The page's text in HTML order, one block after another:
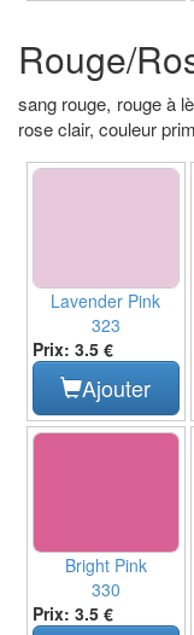
Rouge/
sang rouge, rouge à
rose clair, couleur
Lavender Pink
323
Prix: 3.5 €
Ajouter
Bright Pink
330
Prix: 3.5 €